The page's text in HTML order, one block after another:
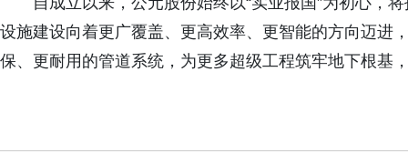
设施建设向着更广覆盖、更高效率、更智能的方向迈进
保、更耐用的管道系统，为更多超级工程筑牢地下根基